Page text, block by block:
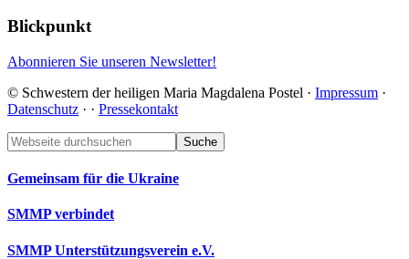
Blickpunkt
Abonnieren Sie unseren Newsletter!
© Schwestern der heiligen Maria Magdalena Postel · Impressum ·
Datenschutz · · Pressekontakt
Footer
Webseite
durchsuchen
Gemeinsam für die Ukraine
SMMP verbindet
SMMP Unterstützungsverein e.V.